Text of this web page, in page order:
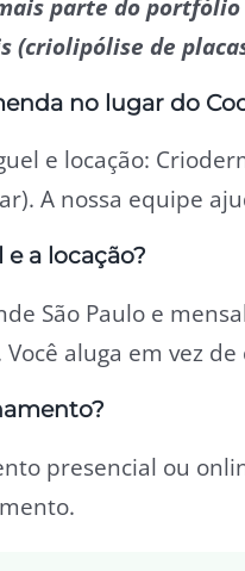
parte do
(criolipólise de
no lugar do
e locação:
A nossa equipe
a locação?
São Paulo e
aluga em vez
presencial ou